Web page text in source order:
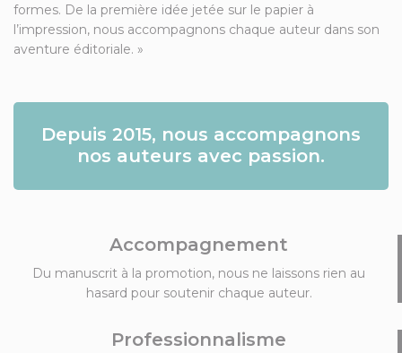
formes. De la première idée jetée sur le papier à
l’impression, nous accompagnons chaque auteur dans son
aventure éditoriale. »
Depuis 2015, nous accompagnons
nos auteurs avec passion.
Accompagnement
Du manuscrit à la promotion, nous ne laissons rien au
hasard pour soutenir chaque auteur.
Professionnalisme